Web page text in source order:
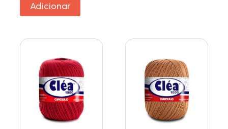
Adicionar